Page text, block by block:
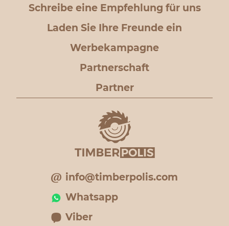
Schreibe eine Empfehlung für uns
Laden Sie Ihre Freunde ein
Werbekampagne
Partnerschaft
Partner
info@timberpolis.com
Whatsapp
Viber